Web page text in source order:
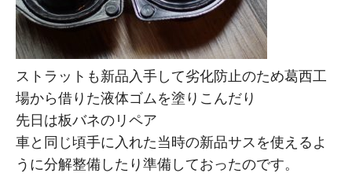
ストラットも新品入手して劣化防止のため葛西工
場から借りた液体ゴムを塗りこんだり
先日は板バネのリペア
車と同じ頃手に入れた当時の新品サスを使えるよ
うに分解整備したり準備しておったのです。